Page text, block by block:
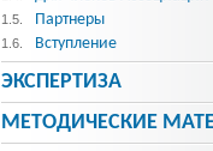
1.5. Партнеры
1.6. Вступление
ЭКСПЕРТИЗА
МЕТОДИЧЕСКИE